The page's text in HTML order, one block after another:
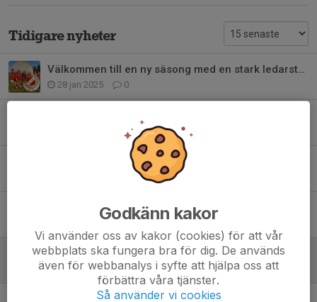
Tidigare nyheter
Välkommen till en ny säsong med en stark ledarstab!
28 jan 2025 0
Härligt avslut mot Vartofta U , vinst med 4-2
Vinst sista hemmamatchen!
22 sep 2019 0
Bra match mot Fkik!
5 sep 2019 0
Möter serieledarna borta
Godkänn kakor
Vi använder oss av kakor (cookies) för att vår
webbplats ska fungera bra för dig. De används
även för webbanalys i syfte att hjälpa oss att
förbättra våra tjänster.
Så använder vi cookies